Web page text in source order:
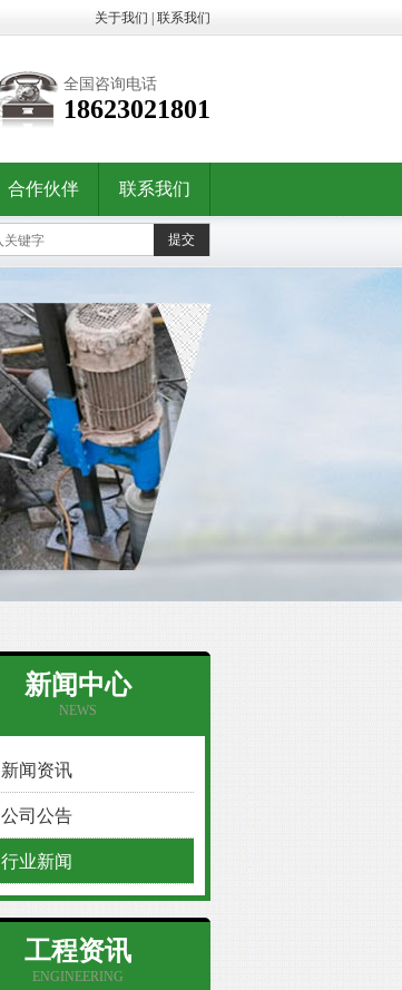
关于我们 联系我们
全国咨询电话
18623021801
合作伙伴 联系我们
新闻中心
NEWS
新闻资讯
公司公告
行业新闻
工程资讯
ENGINEERING